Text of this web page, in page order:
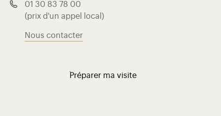
01 30 83 78 00
(prix d'un appel local)
Nous contacter
Préparer ma visite